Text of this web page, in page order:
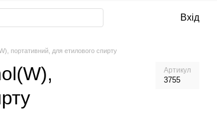
Вхід
портативний, для етилового спирту
Артикул
3755